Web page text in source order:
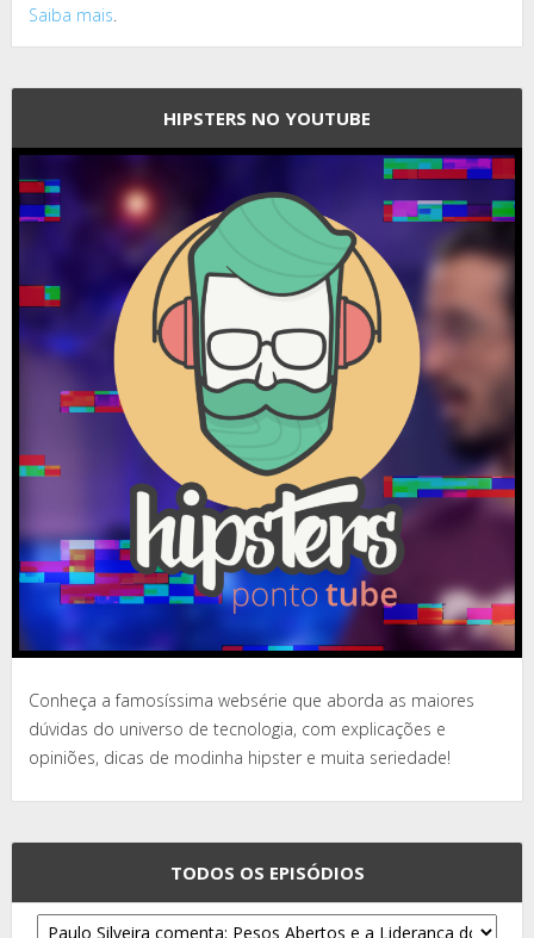
Saiba mais.
HIPSTERS NO YOUTUBE
Conheça a famosíssima websérie que aborda as maiores
dúvidas do universo de tecnologia, com explicações e
opiniões, dicas de modinha hipster e muita seriedade!
TODOS OS EPISÓDIOS